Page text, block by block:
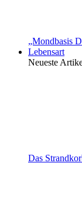
„Mondbasis
Lebensart
Neueste
Das